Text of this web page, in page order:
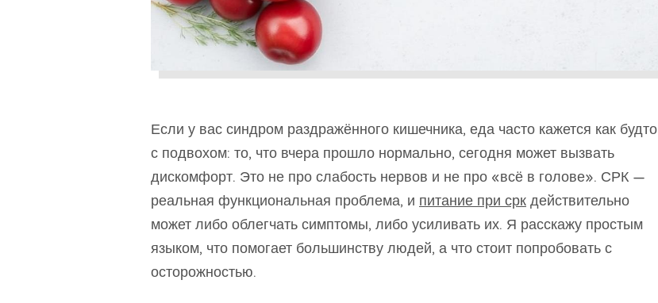
Если у вас синдром раздражённого кишечника, еда часто кажется как будто
с подвохом: то, что вчера прошло нормально, сегодня может вызвать
дискомфорт. Это не про слабость нервов и не про «всё в голове». СРК —
реальная функциональная проблема, и питание при срк действительно
может либо облегчать симптомы, либо усиливать их. Я расскажу простым
языком, что помогает большинству людей, а что стоит попробовать с
осторожностью.